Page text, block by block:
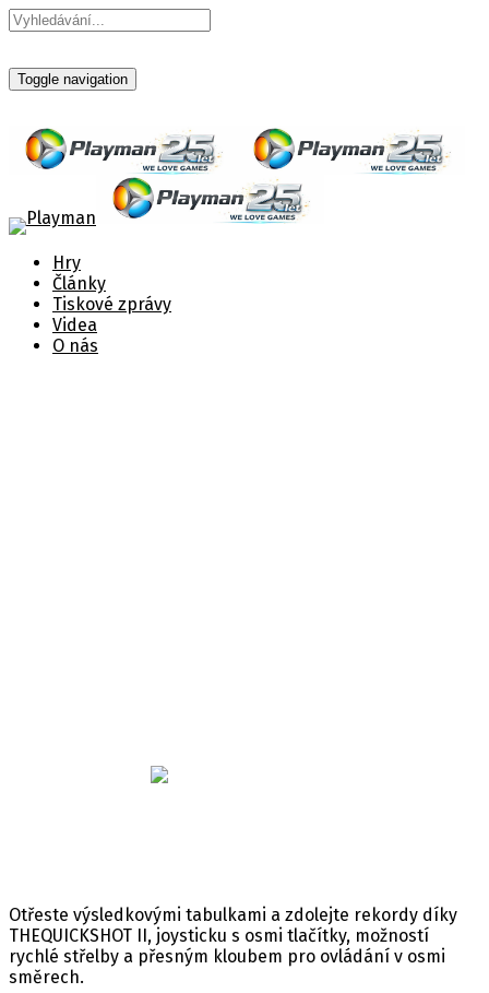
Toggle navigation
Hry
Články
Tiskové zprávy
Videa
O nás
Otřeste výsledkovými tabulkami a zdolejte rekordy díky
THEQUICKSHOT II, joysticku s osmi tlačítky, možností
rychlé střelby a přesným kloubem pro ovládání v osmi
směrech.